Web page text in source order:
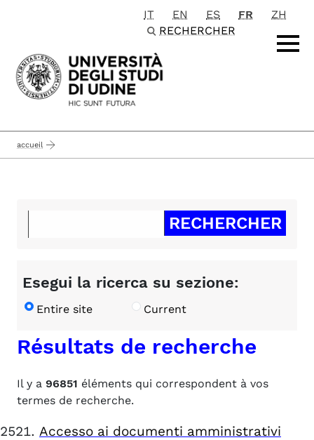
Passa al contenuto principale
IT EN ES FR
ZH
RECHERCHER
accueil
Esegui la ricerca su sezione:
Entire site Current
Résultats de recherche
Il y a 96851 éléments qui correspondent à vos
termes de recherche.
Accesso ai documenti amministrativi